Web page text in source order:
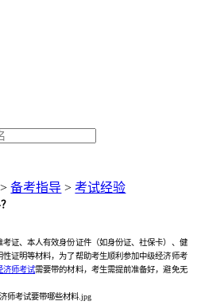
>备考指导 >考试经验
、本人有效身份证件（如身份证、社保卡）、健
证明等材料，为了帮助考生顺利参加中级经济师考
济师考试需要带的材料，考生需提前准备好，避免无